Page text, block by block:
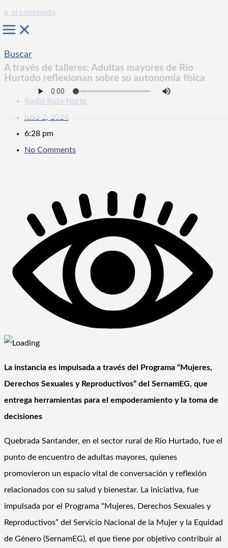
Ir al contenido
Buscar
A través de talleres: Adultas mayores de Río
Hurtado reflexionan sobre su autonomía física
Radio Ruta Norte
julio 2, 2024
6:28 pm
No Comments
La instancia es impulsada a través del Programa “Mujeres,
Derechos Sexuales y Reproductivos” del SernamEG, que
entrega herramientas para el empoderamiento y la toma de
decisiones
Quebrada Santander, en el sector rural de Río Hurtado, fue el
punto de encuentro de adultas mayores, quienes
promovieron un espacio vital de conversación y reflexión
relacionados con su salud y bienestar. La iniciativa, fue
impulsada por el Programa “Mujeres, Derechos Sexuales y
Reproductivos” del Servicio Nacional de la Mujer y la Equidad
de Género (SernamEG), el que tiene por objetivo contribuir al